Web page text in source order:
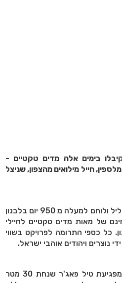
בימים אלה מדים טקטיים -
חייל מילואים מהצפון, שניצל
, מילואימניק מהגליל ולוחם למעלה מ 950 יום בלבנון
של מאות מדים טקטיים לחיילי
כל כספי התרומה לפרויקט בשווי
נוצרים ויהודים אוהבי ישראל.
ניצל באחרונה מפגיעת טיל פאג'ר שנחת 30 מטר